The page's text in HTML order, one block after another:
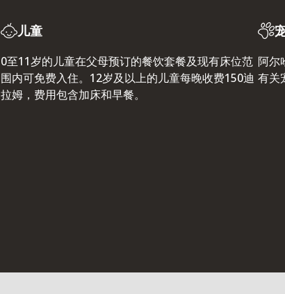
儿童
0至11岁的儿童在父母预订的餐饮套餐及现有床位范
围内可免费入住。12岁及以上的儿童每晚收费150迪
拉姆，费用包含加床和早餐。
阿尔
有关